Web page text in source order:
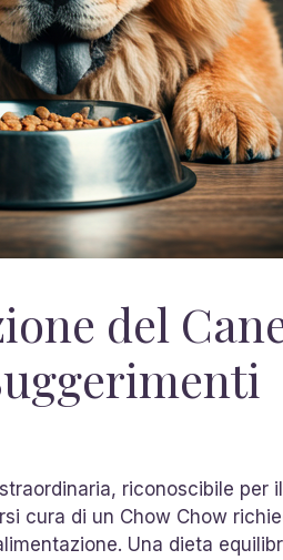
del
straordinaria, riconoscibile
cura di un Chow Chow
Una dieta